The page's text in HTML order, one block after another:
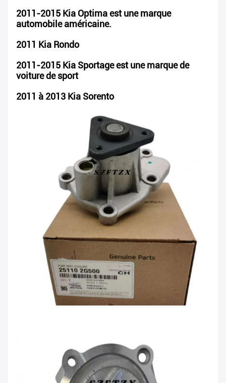
2011-2015 Kia Optima est une marque
automobile américaine.
2011 Kia Rondo
2011-2015 Kia Sportage est une marque de
voiture de sport
2011 à 2013 Kia Sorento